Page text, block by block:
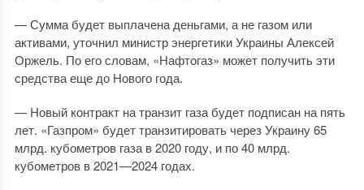
— Сумма будет выплачена деньгами, а не газом или
активами, уточнил министр энергетики Украины Алексей
Оржель. По его словам, «Нафтогаз» может получить эти
средства еще до Нового года.
— Новый контракт на транзит газа будет подписан на пять
лет. «Газпром» будет транзитировать через Украину 65
млрд. кубометров газа в 2020 году, и по 40 млрд.
кубометров в 2021—2024 годах.